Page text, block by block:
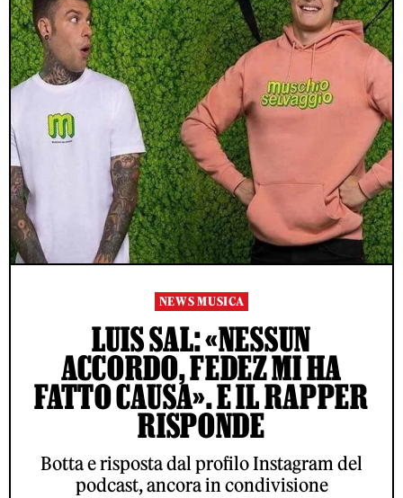
NEWS MUSICA
LUIS SAL: «NESSUN
ACCORDO, FEDEZ MI HA
FATTO CAUSA». E IL RAPPER
RISPONDE
Botta e risposta dal profilo Instagram del
podcast, ancora in condivisione